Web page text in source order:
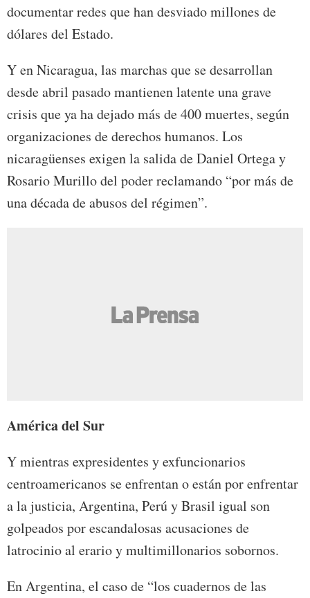
documentar redes que han desviado millones de
dólares del Estado.
Y en Nicaragua, las marchas que se desarrollan
desde abril pasado mantienen latente una grave
crisis que ya ha dejado más de 400 muertes, según
organizaciones de derechos humanos. Los
nicaragüenses exigen la salida de Daniel Ortega y
Rosario Murillo del poder reclamando “por más de
una década de abusos del régimen”.
América del Sur
Y mientras expresidentes y exfuncionarios
centroamericanos se enfrentan o están por enfrentar
a la justicia, Argentina, Perú y Brasil igual son
golpeados por escandalosas acusaciones de
latrocinio al erario y multimillonarios sobornos.
En Argentina, el caso de “los cuadernos de las